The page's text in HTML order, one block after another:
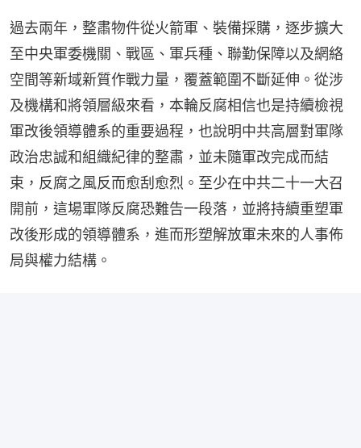
過去兩年，整肅物件從火箭軍、裝備採購，逐步擴大
至中央軍委機關、戰區、軍兵種、聯勤保障以及網絡
空間等新域新質作戰力量，覆蓋範圍不斷延伸。從涉
及機構和將領層級來看，本輪反腐相信也是持續檢視
軍改後領導體系的重要過程，也說明中共高層對軍隊
政治忠誠和組織紀律的整肅，並未隨軍改完成而結
束，反腐之風反而愈刮愈烈。至少在中共二十一大召
開前，這場軍隊反腐恐難告一段落，並將持續重塑軍
改後形成的領導體系，進而形塑解放軍未來的人事佈
局與權力結構。